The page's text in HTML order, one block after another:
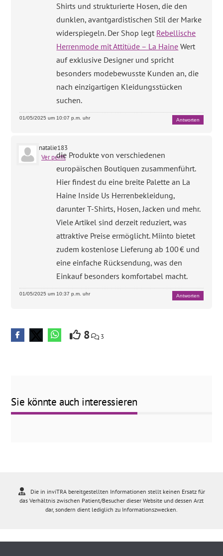
Shirts und strukturierte Hosen, die den
dunklen, avantgardistischen Stil der Marke
widerspiegeln. Der Shop legt Rebellische
Herrenmode mit Attitüde – La Haine Wert
auf exklusive Designer und spricht
besonders modebewusste Kunden an, die
nach einzigartigen Kleidungsstücken
suchen.
01/05/2025 um 10:07 p.m. uhr Antworten
natalie183
Ver perfildie Produkte von verschiedenen
europäischen Boutiquen zusammenführt.
Hier findest du eine breite Palette an La
Haine Inside Us Herrenbekleidung,
darunter T-Shirts, Hosen, Jacken und mehr.
Viele Artikel sind derzeit reduziert, was
attraktive Preise ermöglicht. Miinto bietet
zudem kostenlose Lieferung ab 100 € und
eine einfache Rücksendung, was den
Einkauf besonders komfortabel macht.
01/05/2025 um 10:37 p.m. uhr Antworten
8 3
Sie könnte auch interessieren
Die in inviTRA bereitgestellten Informationen stellt keinen Ersatz für
das Verhältnis zwischen Patient/Besucher dieser Website und dessen Arzt
dar, sondern dient lediglich zu Informationszwecken.